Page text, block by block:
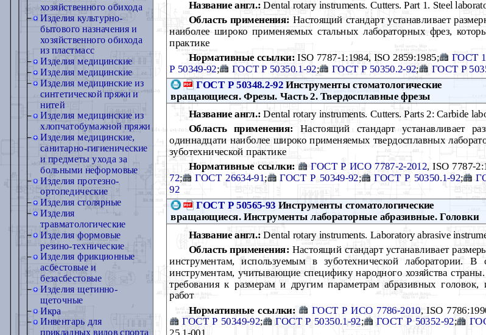
хозяйственного обихода
Изделия культурно-
бытового назначения и
хозяйственного обихода
из пластмасс
Изделия медицинские
Изделия медицинские
Изделия медицинские из
синтетической пряжи и
нитей
Изделия медицинские из
хлопчатобумажной пряжи
Изделия медицинские,
санитарно-гигиенические
и предметы ухода за
больными неформовые
Изделия протезно-
ортопедические
Изделия столярные
Изделия
травматологические
Изделия формовые
резино-технические
Изделия фрикционные
асбестовые и
безасбестовые
Изделия щетинно-
щеточные
Икра
Инвентарь для
прикладных видов спорта
Название англ.: Dental rotary instruments. Cutters. Part 1. Steel
Область применения: Настоящий стандарт устанавливает
наиболее широко применяемых стальных лабораторных фрез,
практике
Нормативные ссылки: ISO 7787-1:1984, ISO 2859:1985; ГОСТ
Р 50349-92; ГОСТ Р 50350.1-92; ГОСТ Р 50350.2-92; ГОСТ Р
ГОСТ Р 50348.2-92 Инструменты стоматологические
вращающиеся. Фрезы. Часть 2. Твердосплавные фрезы
Название англ.: Dental rotary instruments. Cutters. Parts 2: Carbide
Область применения: Настоящий стандарт устанавливает
одиннадцати наиболее широко применяемых твердосплавных
зуботехнической практике
Нормативные ссылки: ГОСТ Р ИСО 7787-2-2012, ISO 7787-
72; ГОСТ 26634-91; ГОСТ Р 50349-92; ГОСТ Р 50350.1-92;
92
ГОСТ Р 50565-93 Инструменты стоматологические
вращающиеся. Инструменты лабораторные абразивные. Головки
Название англ.: Dental rotary instruments. Laboratory abrasive
Область применения:Настоящий стандарт устанавливает
инструментам, используемым в зуботехнической лаборатории. В
инструментам, учитывающие специфику народного хозяйства
требования к размерам и другим параметрам абразивных головок,
работ
Нормативные ссылки: ГОСТ Р ИСО 7786-2010, ISO
ГОСТ Р 50349-92; ГОСТ Р 50350.1-92; ГОСТ Р 50352-92;
25.1-001